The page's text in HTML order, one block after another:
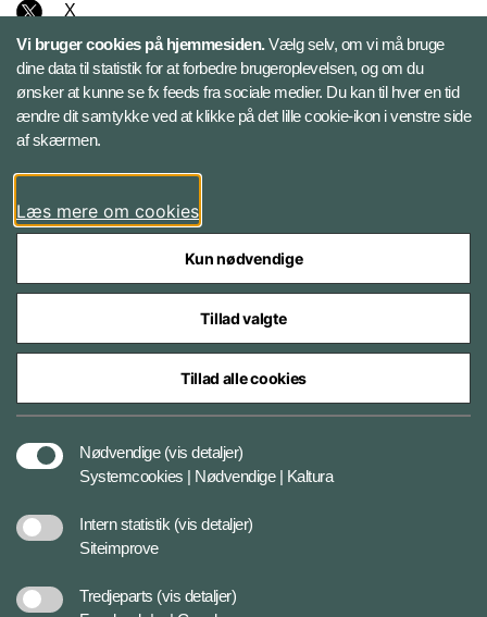
X
Instagram
Bluesky
LinkedIn
Styrelser og myndigheder under Forsvarsministeriet
Vi bruger cookies på hjemmesiden.Vælg selv, om vi må bruge
dine data til statistik for at forbedre brugeroplevelsen, og om du
ønsker at kunne se fx feeds fra sociale medier. Du kan til hver en tid
ændre dit samtykke ved at klikke på det lille cookie-ikon i venstre side
af skærmen.
Læs mere om cookies
Kun nødvendige
Tillad valgte
Tillad alle cookies
Nødvendige (vis detaljer)
Systemcookies | Nødvendige | Kaltura
Intern statistik (vis detaljer)
Siteimprove
Tredjeparts (vis detaljer)